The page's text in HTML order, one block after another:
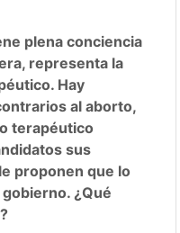
plena conciencia
representa la
Hay
al aborto,
terapéutico
sus
proponen que lo
¿Qué